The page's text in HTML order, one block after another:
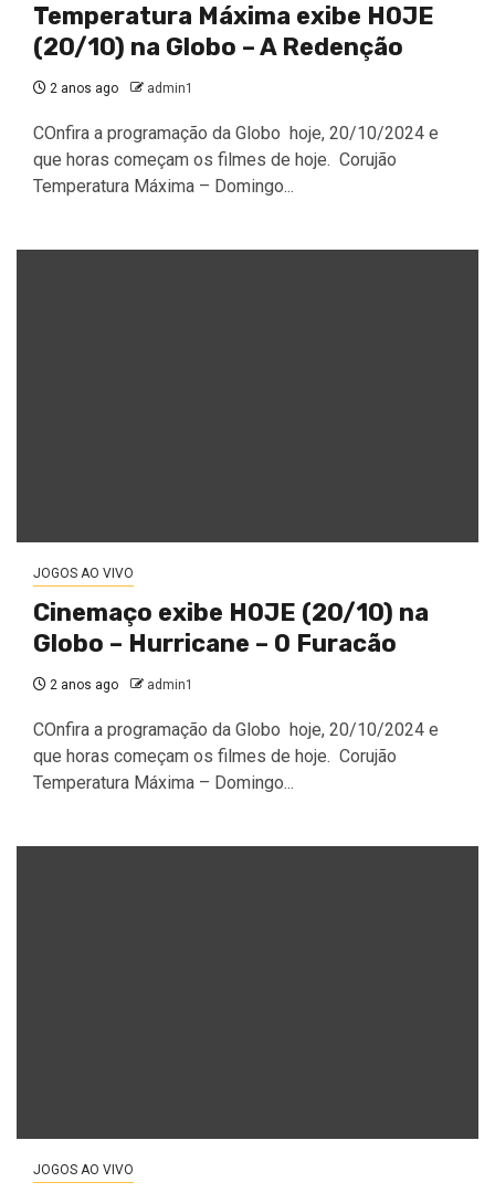
Temperatura Máxima exibe HOJE
(20/10) na Globo – A Redenção
2 anos ago admin1
COnfira a programação da Globo hoje, 20/10/2024 e
que horas começam os filmes de hoje. Corujão
Temperatura Máxima – Domingo...
JOGOS AO VIVO
Cinemaço exibe HOJE (20/10) na
Globo – Hurricane – O Furacão
2 anos ago admin1
COnfira a programação da Globo hoje, 20/10/2024 e
que horas começam os filmes de hoje. Corujão
Temperatura Máxima – Domingo...
JOGOS AO VIVO